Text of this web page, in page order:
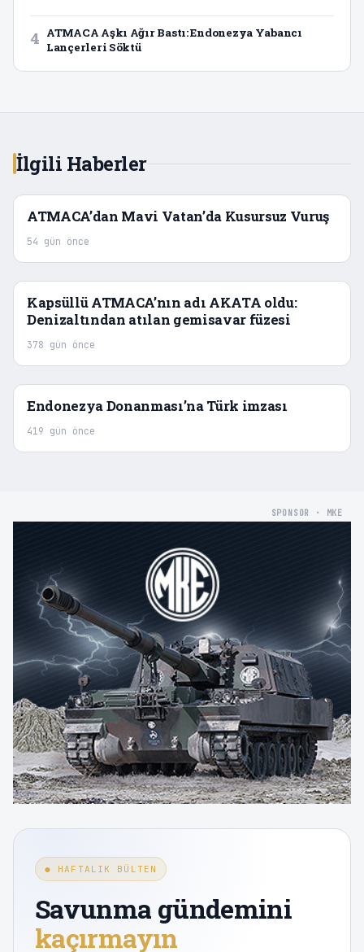
4 ATMACA Aşkı Ağır Bastı: Endonezya Yabancı
Lançerleri Söktü
İlgili Haberler
ATMACA’dan Mavi Vatan’da Kusursuz Vuruş
54 gün önce
Kapsüllü ATMACA’nın adı AKATA oldu:
Denizaltından atılan gemisavar füzesi
378 gün önce
Endonezya Donanması’na Türk imzası
419 gün önce
SPONSOR · MKE
● HAFTALIK BÜLTEN
Savunma gündemini
kaçırmayın